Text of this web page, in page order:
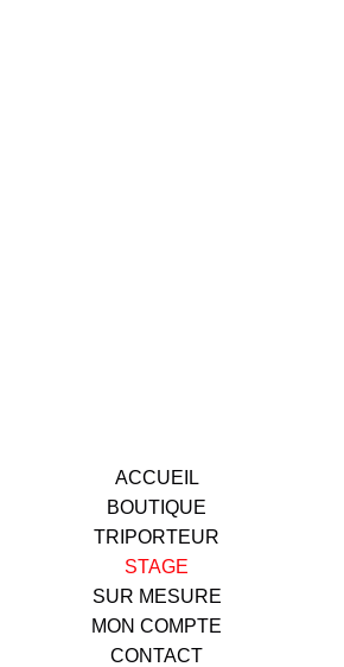
ACCUEIL
BOUTIQUE
TRIPORTEUR
STAGE
SUR MESURE
MON COMPTE
CONTACT